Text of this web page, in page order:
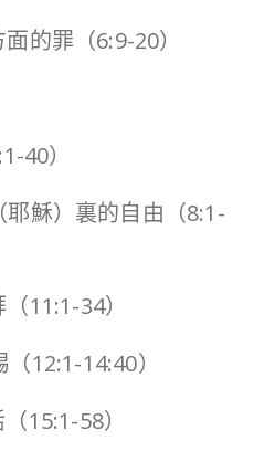
的罪（6:9-20）
40）
耶穌）裏的自由（8:1-
11:1-34）
12:1-14:40）
15:1-58）